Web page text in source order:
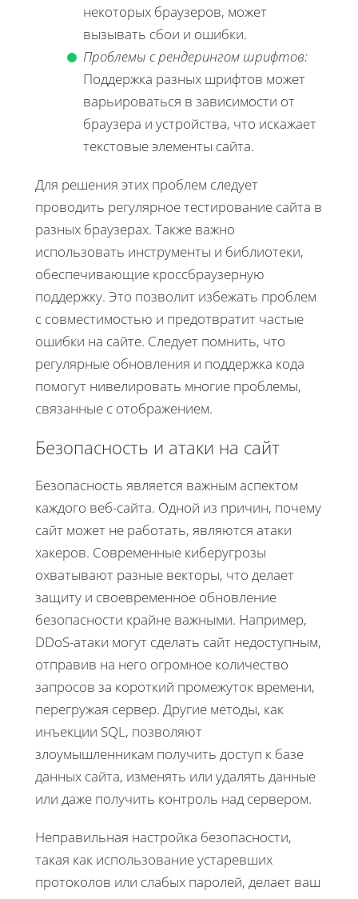
некоторых браузеров, может
вызывать сбои и ошибки.
Проблемы с рендерингом шрифтов:
Поддержка разных шрифтов может
варьироваться в зависимости от
браузера и устройства, что искажает
текстовые элементы сайта.
Для решения этих проблем следует
проводить регулярное тестирование сайта в
разных браузерах. Также важно
использовать инструменты и библиотеки,
обеспечивающие кроссбраузерную
поддержку. Это позволит избежать проблем
с совместимостью и предотвратит частые
ошибки на сайте. Следует помнить, что
регулярные обновления и поддержка кода
помогут нивелировать многие проблемы,
связанные с отображением.
Безопасность и атаки на сайт
Безопасность является важным аспектом
каждого веб-сайта. Одной из причин, почему
сайт может не работать, являются атаки
хакеров. Современные киберугрозы
охватывают разные векторы, что делает
защиту и своевременное обновление
безопасности крайне важными. Например,
DDoS-атаки могут сделать сайт недоступным,
отправив на него огромное количество
запросов за короткий промежуток времени,
перегружая сервер. Другие методы, как
инъекции SQL, позволяют
злоумышленникам получить доступ к базе
данных сайта, изменять или удалять данные
или даже получить контроль над сервером.
Неправильная настройка безопасности,
такая как использование устаревших
протоколов или слабых паролей, делает ваш